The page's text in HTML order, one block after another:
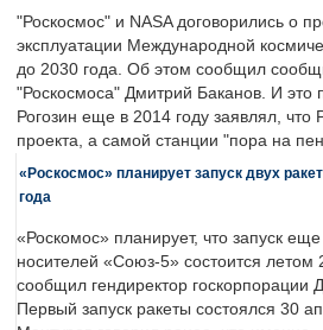
"Роскосмос" и NASA договорились о
эксплуатации Международной
до 2030 года. Об этом сообщил
"Роскосмоса" Дмитрий Баканов. И это
Рогозин еще в 2014 году заявлял, что
проекта, а самой станции "пора на
«Роскосмос» планирует запуск двух
года
«Роскомос» планирует, что запуск еще
носителей «Союз-5» состоится летом
сообщил гендиректор госкорпорации
Первый запуск ракеты состоялся 30